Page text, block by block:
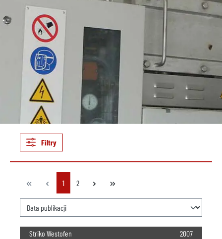
Filtry
Strona
1 Strona
2
Striko Westofen 2007